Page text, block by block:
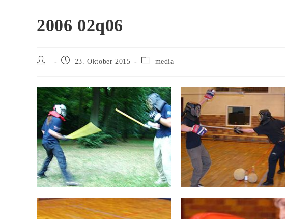
2006 02q06
Beitrags-Beitrag23. Oktober 2015
Beitrags-
media